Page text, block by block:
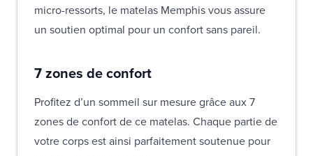
micro-ressorts, le matelas Memphis vous assure
un soutien optimal pour un confort sans pareil.
7 zones de confort
Profitez d’un sommeil sur mesure grâce aux 7
zones de confort de ce matelas. Chaque partie de
votre corps est ainsi parfaitement soutenue pour